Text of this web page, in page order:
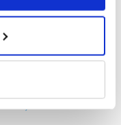
grande
Convention degli